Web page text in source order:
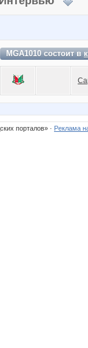
MGA1010 состоит в
порталов» · Реклама